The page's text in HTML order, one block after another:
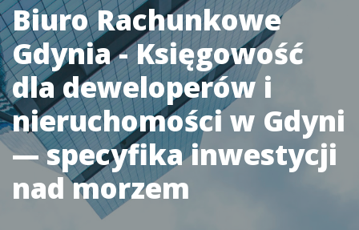
Biuro Rachunkowe
Gdynia - Księgowość
dla deweloperów i
nieruchomości w Gdyni
— specyfika inwestycji
nad morzem